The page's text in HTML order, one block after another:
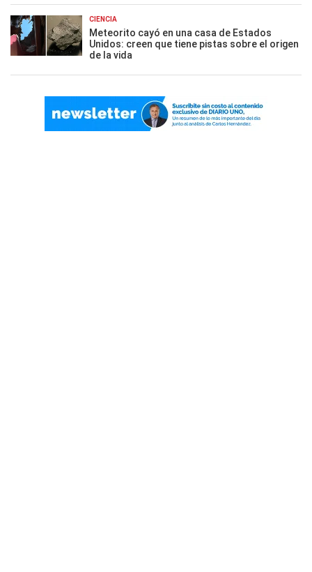
CIENCIA
Meteorito cayó en una casa de Estados
Unidos: creen que tiene pistas sobre el origen
de la vida